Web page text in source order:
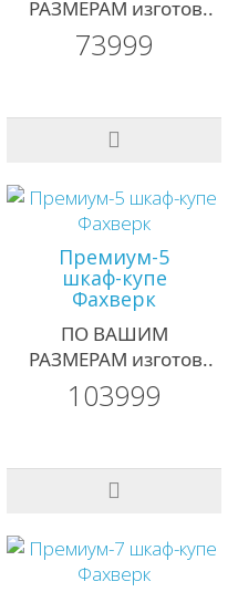
РАЗМЕРАМ изготов..
73999
Премиум-5
шкаф-купе
Фахверк
ПО ВАШИМ
РАЗМЕРАМ изготов..
103999